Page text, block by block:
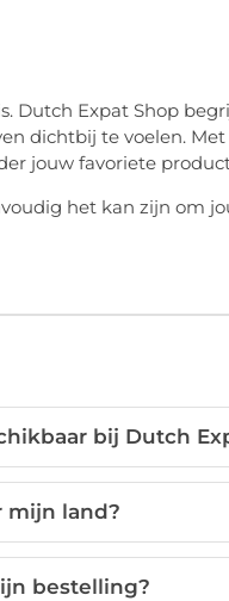
Dutch Expat Shop
dichtbij te voelen.
jouw favoriete
het kan zijn om
bij Dutch
mijn land?
bestelling?